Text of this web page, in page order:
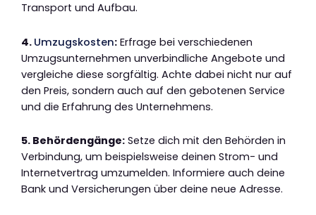
Transport und Aufbau.
4. Umzugskosten: Erfrage bei verschiedenen
Umzugsunternehmen unverbindliche Angebote und
vergleiche diese sorgfältig. Achte dabei nicht nur auf
den Preis, sondern auch auf den gebotenen Service
und die Erfahrung des Unternehmens.
5. Behördengänge: Setze dich mit den Behörden in
Verbindung, um beispielsweise deinen Strom- und
Internetvertrag umzumelden. Informiere auch deine
Bank und Versicherungen über deine neue Adresse.